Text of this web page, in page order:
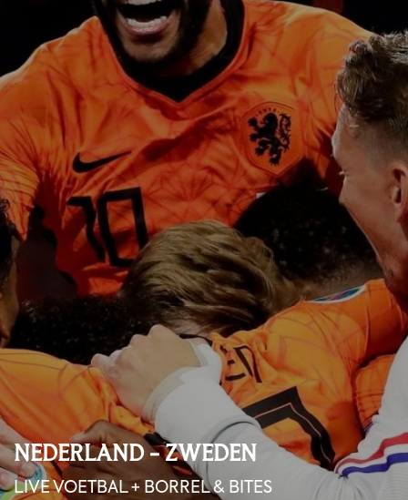
NEDERLAND - ZWEDEN
LIVE VOETBAL + BORREL & BITES